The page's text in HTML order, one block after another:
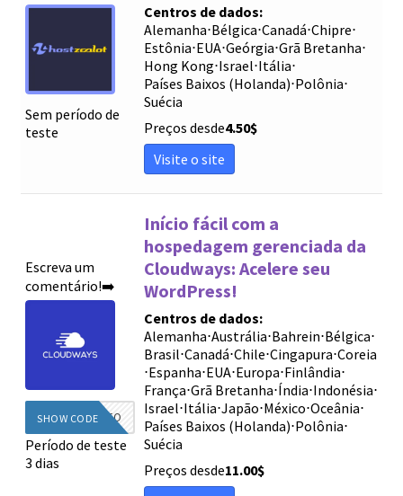
Sem período de
teste
Centros de dados:
Alemanha⋅Bélgica⋅Canadá⋅Chipre⋅
Estônia⋅EUA⋅Geórgia⋅Grã Bretanha⋅
Hong Kong⋅Israel⋅Itália⋅
Países Baixos (Holanda)⋅Polônia⋅
Suécia
Preços desde4.50$
Visite o site
Escreva um
comentário!➡️
DIEGINFO
SHOW CODE
Período de teste
3 dias
Início fácil com a
hospedagem gerenciada da
Cloudways: Acelere seu
WordPress!
Centros de dados:
Alemanha⋅Austrália⋅Bahrein⋅Bélgica⋅
Brasil⋅Canadá⋅Chile⋅Cingapura⋅Coreia
⋅Espanha⋅EUA⋅Europa⋅Finlândia⋅
França⋅Grã Bretanha⋅Índia⋅Indonésia⋅
Israel⋅Itália⋅Japão⋅México⋅Oceânia⋅
Países Baixos (Holanda)⋅Polônia⋅
Suécia
Preços desde11.00$